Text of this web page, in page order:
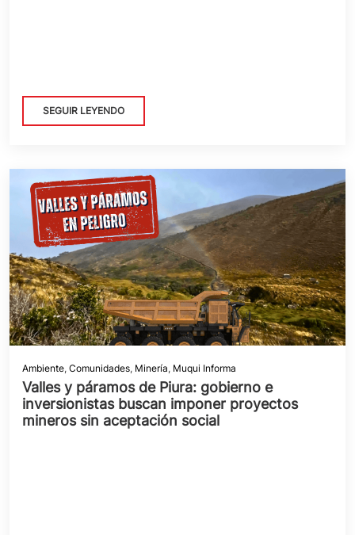
SEGUIR LEYENDO
Ambiente, Comunidades, Minería, Muqui Informa
Valles y páramos de Piura: gobierno e
inversionistas buscan imponer proyectos
mineros sin aceptación social